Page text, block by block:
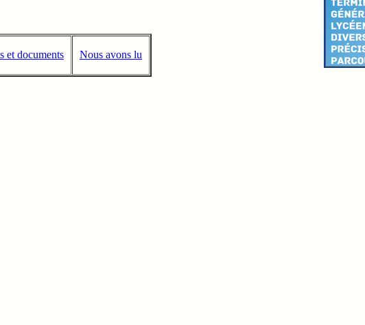
et documents Nous avons lu